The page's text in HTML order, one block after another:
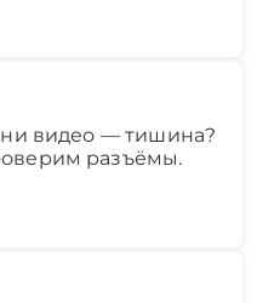
видео — тишина?
разъёмы.